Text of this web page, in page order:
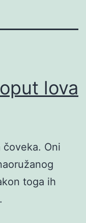
lova
Oni
toga ih